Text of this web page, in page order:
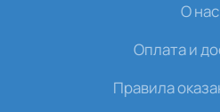
О нас
Оплата и
Правила